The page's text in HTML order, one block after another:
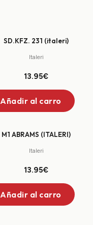
SD.KFZ. 231 (italeri)
Italeri
13.95€
Añadir al carro +
M1 ABRAMS (ITALERI)
Italeri
13.95€
Añadir al carro